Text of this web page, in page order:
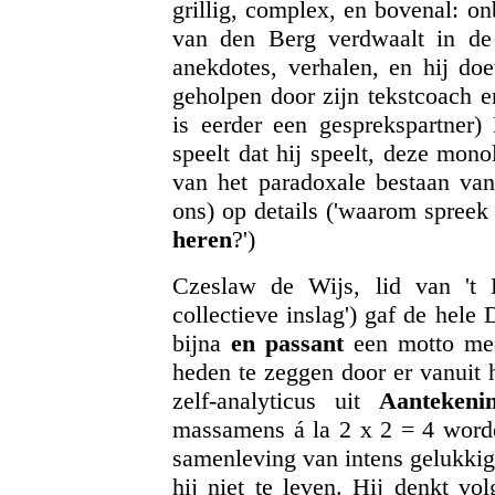
grillig, complex, en bovenal:
van den Berg verdwaalt in
anekdotes, verhalen, en hij
geholpen door zijn tekstcoach
is eerder een
speelt dat hij speelt, deze
van het paradoxale bestaan
ons) op details ('waarom
heren?')
Czeslaw de Wijs, lid van 't
collectieve inslag') gaf de hele
bijnaen passanteen motto
heden te zeggen door er
zelf-analyticus uit
massamens á la 2 x 2 = 4
samenleving van intens
hij niet te leven. Hij denkt